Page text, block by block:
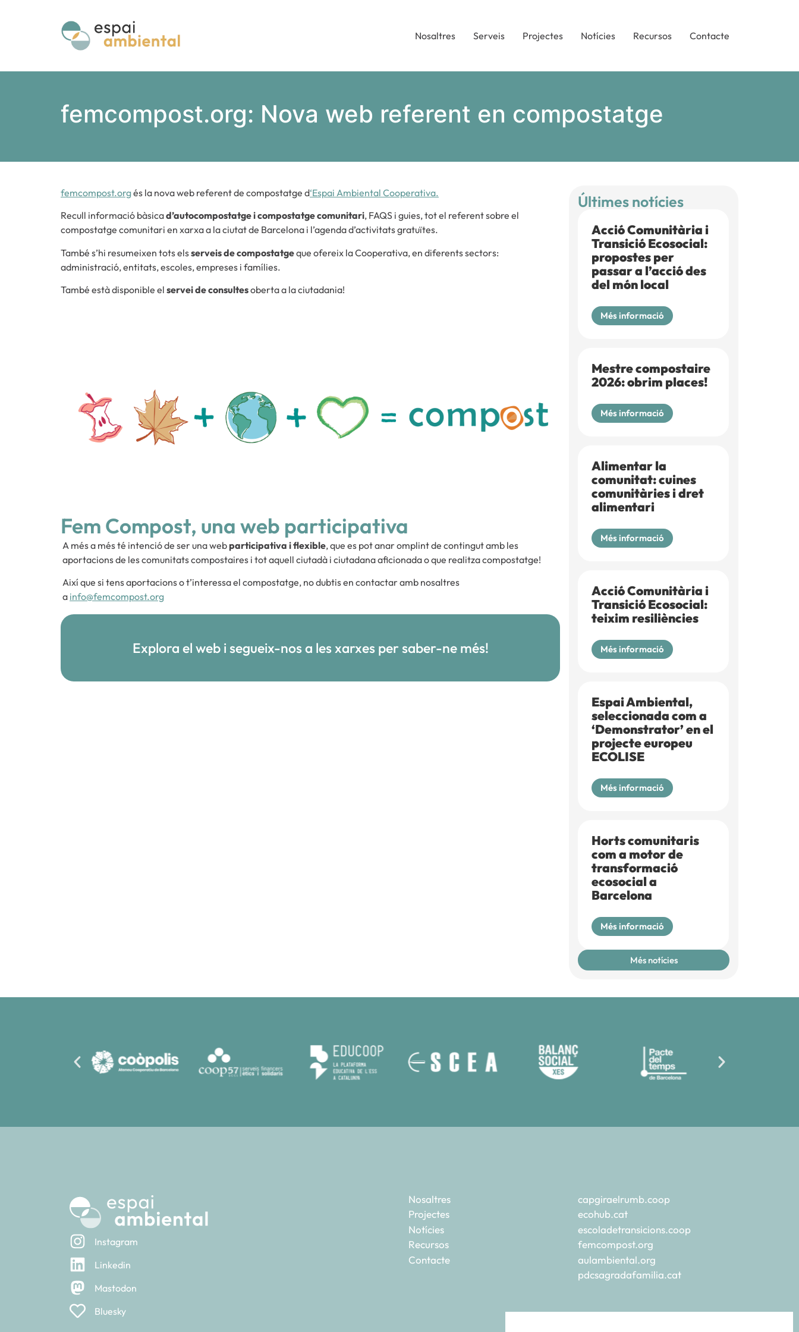
Nosaltres Serveis Projectes Notícies Recursos Contacte
femcompost.org: Nova web referent en compostatge
Últimes notícies
Acció Comunitària i
Transició Ecosocial:
propostes per
passar a l’acció des
del món local
Més informació
Mestre compostaire
2026: obrim places!
Més informació
Alimentar la
comunitat: cuines
comunitàries i dret
alimentari
Més informació
Acció Comunitària i
Transició Ecosocial:
teixim resiliències
Més informació
Espai Ambiental,
seleccionada com a
‘Demonstrator’ en el
projecte europeu
ECOLISE
Més informació
Horts comunitaris
com a motor de
transformació
ecosocial a
Barcelona
Més informació
Més notícies
femcompost.orgés la novaweb referent de compostatge d‘Espai Ambiental Cooperativa.
Recull informació bàsicad’autocompostatge i compostatge comunitari, FAQS i guies, tot el referent sobre el
compostatge comunitari en xarxa a la ciutat de Barcelona i l’agenda d’activitats gratuïtes.
També s’hi resumeixen tots elsserveis de compostatgeque ofereix la Cooperativa, en diferents sectors:
administració, entitats, escoles, empreses i famílies.
També està disponible el servei de consultesoberta a la ciutadania!
Fem Compost, una web participativa
A més a més té intenció de ser una webparticipativa i flexible, que es pot anar omplint de contingut amb les
aportacions de les comunitats compostaires i tot aquell ciutadà i ciutadana aficionada o que realitza compostatge!
Així que si tens aportacions o t’interessa el compostatge, no dubtis en contactar amb nosaltres
a info@femcompost.org
Explora el web i segueix-nos a les xarxes per saber-ne més!
Instagram
Linkedin
Mastodon
Bluesky
Nosaltres
Projectes
Notícies
Recursos
Contacte
capgiraelrumb.coop
ecohub.cat
escoladetransicions.coop
femcompost.org
aulambiental.org
pdcsagradafamilia.cat